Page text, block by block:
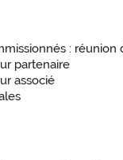
: réunion
partenaire
associé